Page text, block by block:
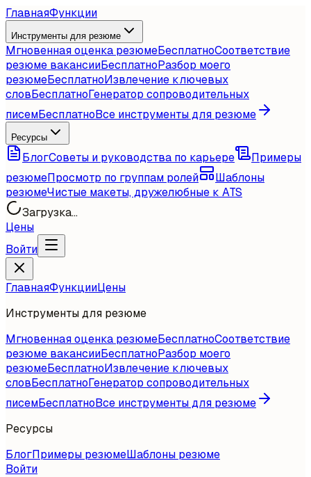
ГлавнаяФункции
Инструменты для резюме
Мгновенная оценка резюмеБесплатноСоответствие
резюме вакансииБесплатноРазбор моего
резюмеБесплатноИзвлечение ключевых
словБесплатноГенератор сопроводительных
писемБесплатноВсе инструменты для резюме
Ресурсы
БлогСоветы и руководства по карьере
Примеры
резюмеПросмотр по группам ролей
Шаблоны
резюмеЧистые макеты, дружелюбные к ATS
Загрузка...
Цены
Войти
ГлавнаяФункцииЦены
Инструменты для резюме
Мгновенная оценка резюмеБесплатноСоответствие
резюме вакансииБесплатноРазбор моего
резюмеБесплатноИзвлечение ключевых
словБесплатноГенератор сопроводительных
писемБесплатноВсе инструменты для резюме
Ресурсы
БлогПримеры резюмеШаблоны резюме
Войти